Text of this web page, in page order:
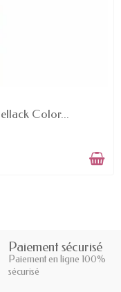
Color...
Paiement sécurisé
Paiement en ligne 100%
sécurisé